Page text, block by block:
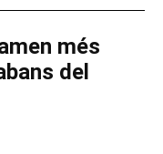
més
del